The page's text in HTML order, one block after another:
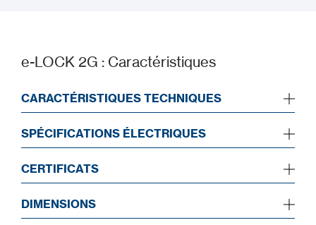
e-LOCK 2G : Caractéristiques
CARACTÉRISTIQUES TECHNIQUES
SPÉCIFICATIONS ÉLECTRIQUES
CERTIFICATS
DIMENSIONS